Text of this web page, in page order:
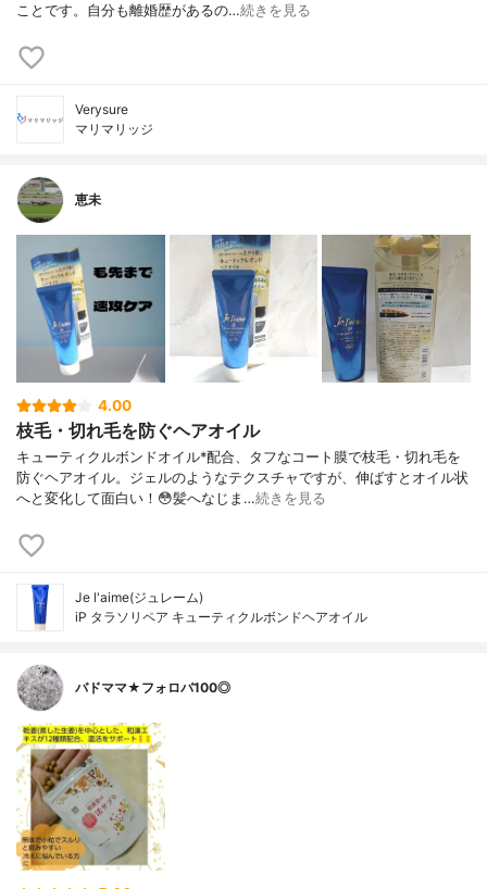
ことです。自分も離婚歴があるの…続きを見る
Verysure
マリマリッジ
恵未
4.00
枝毛・切れ毛を防ぐヘアオイル
キューティクルボンドオイル*配合、タフなコート膜で枝毛・切れ毛を
防ぐヘアオイル。ジェルのようなテクスチャですが、伸ばすとオイル状
へと変化して面白い！😳髪へなじま…続きを見る
Je l'aime(ジュレーム)
iP タラソリペア キューティクルボンドヘアオイル
バドママ★フォロバ100◎